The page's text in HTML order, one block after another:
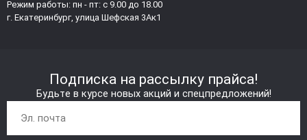
Режим работы: пн - пт: с 9.00 до 18.00
г. Екатеринбург, улица Шефская 3Ак1
Подписка на рассылку прайса!
Будьте в курсе новых акций и спецпредложений!